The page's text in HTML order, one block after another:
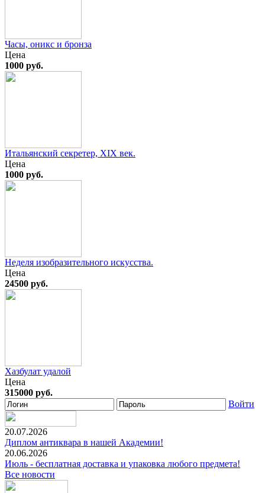
Часы, оникс и бронза
Цена
1000 руб.
Итальянский секретер, XIX век.
Цена
1000 руб.
Неделя изобразительного искусства.
Цена
24500 руб.
Хазбулат удалой
Цена
315000 руб.
Войти
20.07.2026
Диплом антиквара в нашей Академии!
20.06.2026
Июль - бесплатная доставка и упаковка любого предмета!
Все новости